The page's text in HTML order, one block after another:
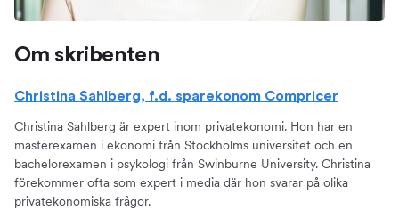
Om skribenten
Christina Sahlberg, f.d. sparekonom Compricer
Christina Sahlberg är expert inom privatekonomi. Hon har en
masterexamen i ekonomi från Stockholms universitet och en
bachelorexamen i psykologi från Swinburne University. Christina
förekommer ofta som expert i media där hon svarar på olika
privatekonomiska frågor.